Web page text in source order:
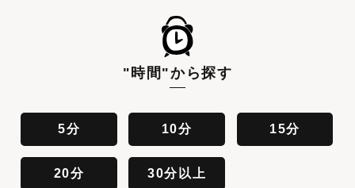
"時間"から探す
5分 10分 15分
20分 30分以上